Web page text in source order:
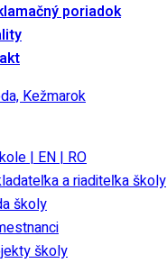
poriadok
| EN | RO
a riaditeľka školy
školy
školy